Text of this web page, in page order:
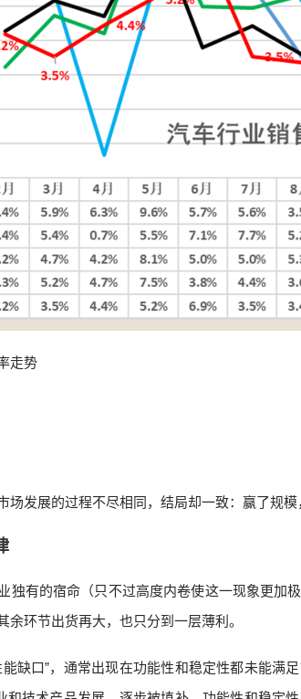
走势
场发展的过程不尽相同，结局却一致：赢了规模
独有的宿命（只不过高度内卷使这一现象更加
余环节出货再大，也只分到一层薄利。
缺口”，通常出现在功能性和稳定性都未能满